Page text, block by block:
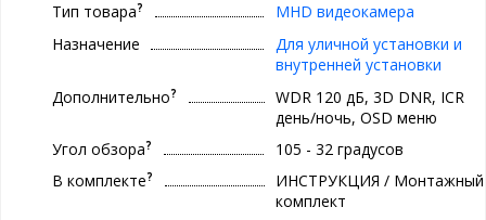
Тип товара?
МHD видеокамера
Назначение
Для уличной установки и
внутренней установки
Дополнительно?
WDR 120 дБ, 3D DNR, ICR
день/ночь, OSD меню
Угол обзора?
105 - 32 градусов
В комплекте?
ИНСТРУКЦИЯ / Монтажный
комплект